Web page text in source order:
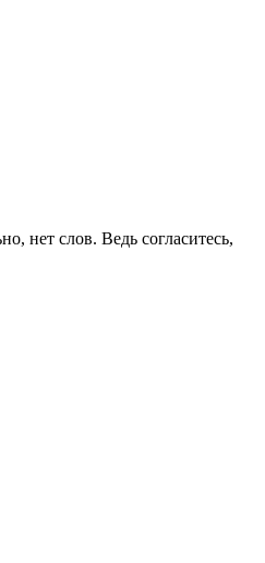
нет слов. Ведь согласитесь,